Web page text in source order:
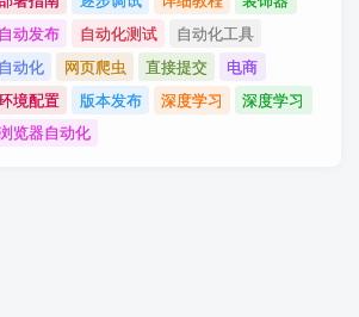
门教程
自动发布
自动化测试
自动化工具
自动化
网页爬虫 直接提交
电商
境配置
版本发布 深度学习
深度学习
览器自动化